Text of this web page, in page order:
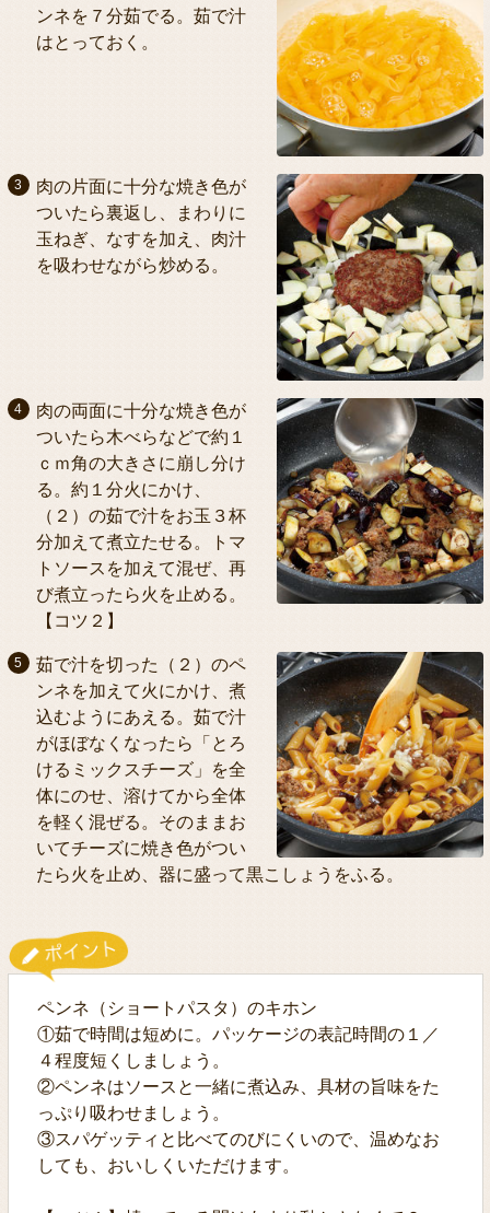
ンネを７分茹でる。茹で汁
はとっておく。
肉の片面に十分な焼き色が
ついたら裏返し、まわりに
玉ねぎ、なすを加え、肉汁
を吸わせながら炒める。
肉の両面に十分な焼き色が
ついたら木べらなどで約１
ｃｍ角の大きさに崩し分け
る。約１分火にかけ、
（２）の茹で汁をお玉３杯
分加えて煮立たせる。トマ
トソースを加えて混ぜ、再
び煮立ったら火を止める。
【コツ２】
茹で汁を切った（２）のペ
ンネを加えて火にかけ、煮
込むようにあえる。茹で汁
がほぼなくなったら「とろ
けるミックスチーズ」を全
体にのせ、溶けてから全体
を軽く混ぜる。そのままお
いてチーズに焼き色がつい
たら火を止め、器に盛って黒こしょうをふる。
ペンネ（ショートパスタ）のキホン
①茹で時間は短めに。パッケージの表記時間の１／
４程度短くしましょう。
②ペンネはソースと一緒に煮込み、具材の旨味をた
っぷり吸わせましょう。
③スパゲッティと比べてのびにくいので、温めなお
しても、おいしくいただけます。